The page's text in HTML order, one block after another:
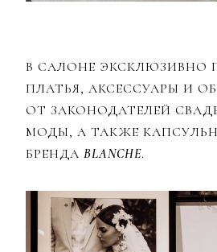
В САЛОНЕ ЭКСКЛЮЗИВНО
ПЛАТЬЯ, АКСЕССУАРЫ И
ОТ ЗАКОНОДАТЕЛЕЙ
МОДЫ, А ТАКЖЕ
БРЕНДА BLANCHE.